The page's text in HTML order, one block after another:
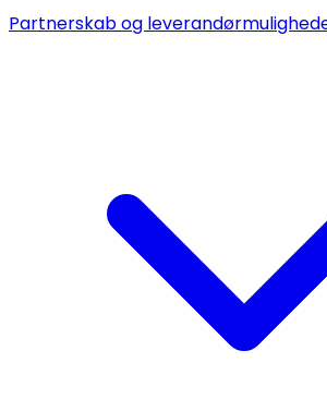
Partnerskab og